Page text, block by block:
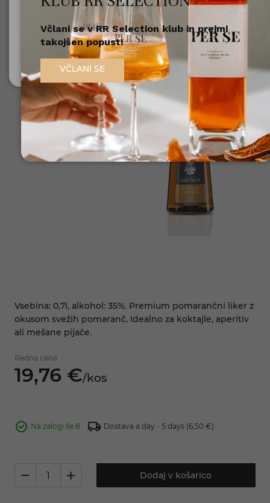
Vsebina: 0,7l, alkohol: 35%. Premium pomarančni liker z
okusom svežih pomaranč. Idealno za koktajle, aperitiv
ali mešane pijače.
Redna cena
19,76 €/kos
Na zalogi še 8 Dostava a day - 5 days(6,50 €)
Dodaj v košarico
Nisem polnoleten
Sem polnoleten (18+)
Včlani se v RR Selection klub in prejmi
takojšen popust!
VČLANI SE